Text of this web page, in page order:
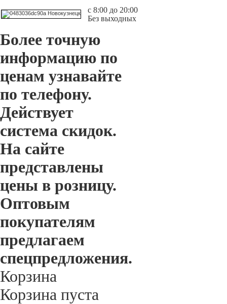
с 8:00 до 20:00
Без выходных
Более точную
информацию по
ценам узнавайте
по телефону.
Действует
система скидок.
На сайте
представлены
цены в розницу.
Оптовым
покупателям
предлагаем
спецпредложения.
Корзина
Корзина пуста